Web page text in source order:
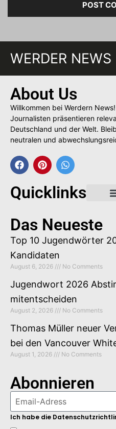
WERDER NEWS
About Us
Willkommen bei Werdern
Journalisten präsentieren
Deutschland und der Welt.
neutralen und
Quicklinks
Das Neueste
Top 10 Jugendwörter
Kandidaten
August 6, 2026 No Comments
Jugendwort 2026
mitentscheiden
August 2, 2026 No Comments
Thomas Müller neuer
bei den Vancouver
August 1, 2026 No Comments
Abonnieren
Ich habe die